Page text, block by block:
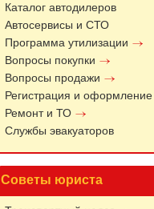
Каталог автодилеров
Автосервисы и СТО
Программа утилизации
Вопросы покупки
Вопросы продажи
Регистрация и оформление
Ремонт и ТО
Службы эвакуаторов
Советы юриста